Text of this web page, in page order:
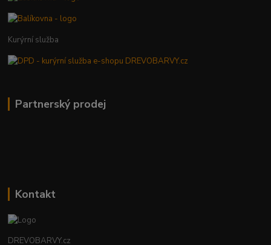
Kurýrní služba
Partnerský prodej
Kontakt
DREVOBARVY.cz